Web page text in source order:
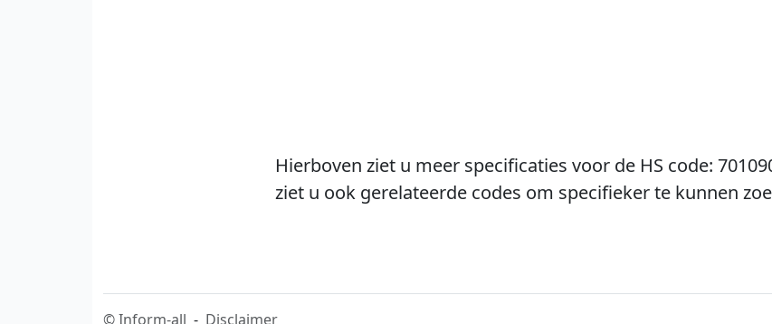
Hierboven ziet u meer specificaties voor de HS code:
ziet u ook gerelateerde codes om specifieker te kunnen
©Inform-all - Disclaimer